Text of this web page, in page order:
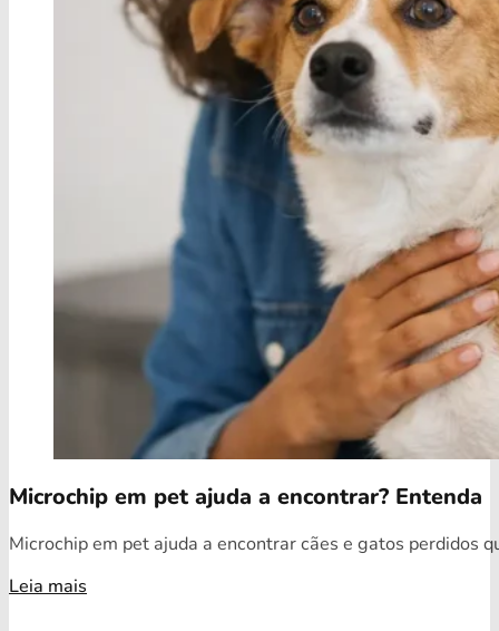
Microchip em pet ajuda a encontrar? Entenda
Microchip em pet ajuda a encontrar cães e gatos perdidos
Leia mais